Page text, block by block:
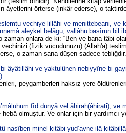
âyetlerini örterse (inkâr ederse), o
vechiye lillâhi ve menittebeani,
aleykel belâgu, vallâhu basîrun bil
zaman onlara de ki: “Ben ve bana tâbi
(fizik vücudunuzu) (Allah'a)
o zaman sana düşen sadece
âyâtillâhi ve yaktulûnen nebiyyîne bi
peygamberleri haksız yere
fîd dunyâ vel âhirah(âhirati), ve
olmuştur. Ve onlar için bir yardımcı
nasîben minel kitâbi yud’avne ilâ